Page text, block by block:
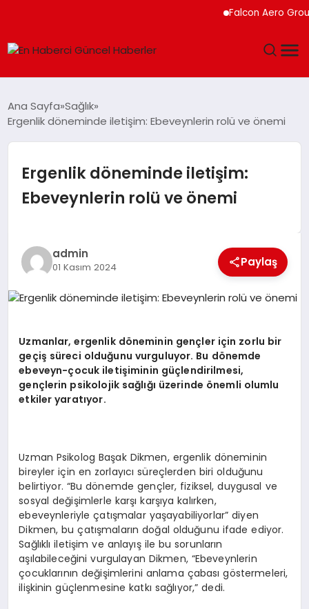
Falcon Aero Group,
SPOR
SAĞLIK
TEKNOLOJI
DÜNYA
EĞITIM
SIYASET
Ana Sayfa Sağlık
Ergenlik döneminde iletişim: Ebeveynlerin rolü ve önemi
Ergenlik döneminde iletişim:
Ebeveynlerin rolü ve önemi
admin
01 Kasım 2024 Paylaş
Uzmanlar, ergenlik döneminin gençler için zorlu bir
geçiş süreci olduğunu vurguluyor. Bu dönemde
ebeveyn-çocuk iletişiminin güçlendirilmesi,
gençlerin psikolojik sağlığı üzerinde önemli olumlu
etkiler yaratıyor.
Uzman Psikolog Başak Dikmen, ergenlik döneminin
bireyler için en zorlayıcı süreçlerden biri olduğunu
belirtiyor. “Bu dönemde gençler, fiziksel, duygusal ve
sosyal değişimlerle karşı karşıya kalırken,
ebeveynleriyle çatışmalar yaşayabiliyorlar” diyen
Dikmen, bu çatışmaların doğal olduğunu ifade ediyor.
Sağlıklı iletişim ve anlayış ile bu sorunların
aşılabileceğini vurgulayan Dikmen, “Ebeveynlerin
çocuklarının değişimlerini anlama çabası göstermeleri,
ilişkinin güçlenmesine katkı sağlıyor,” dedi.